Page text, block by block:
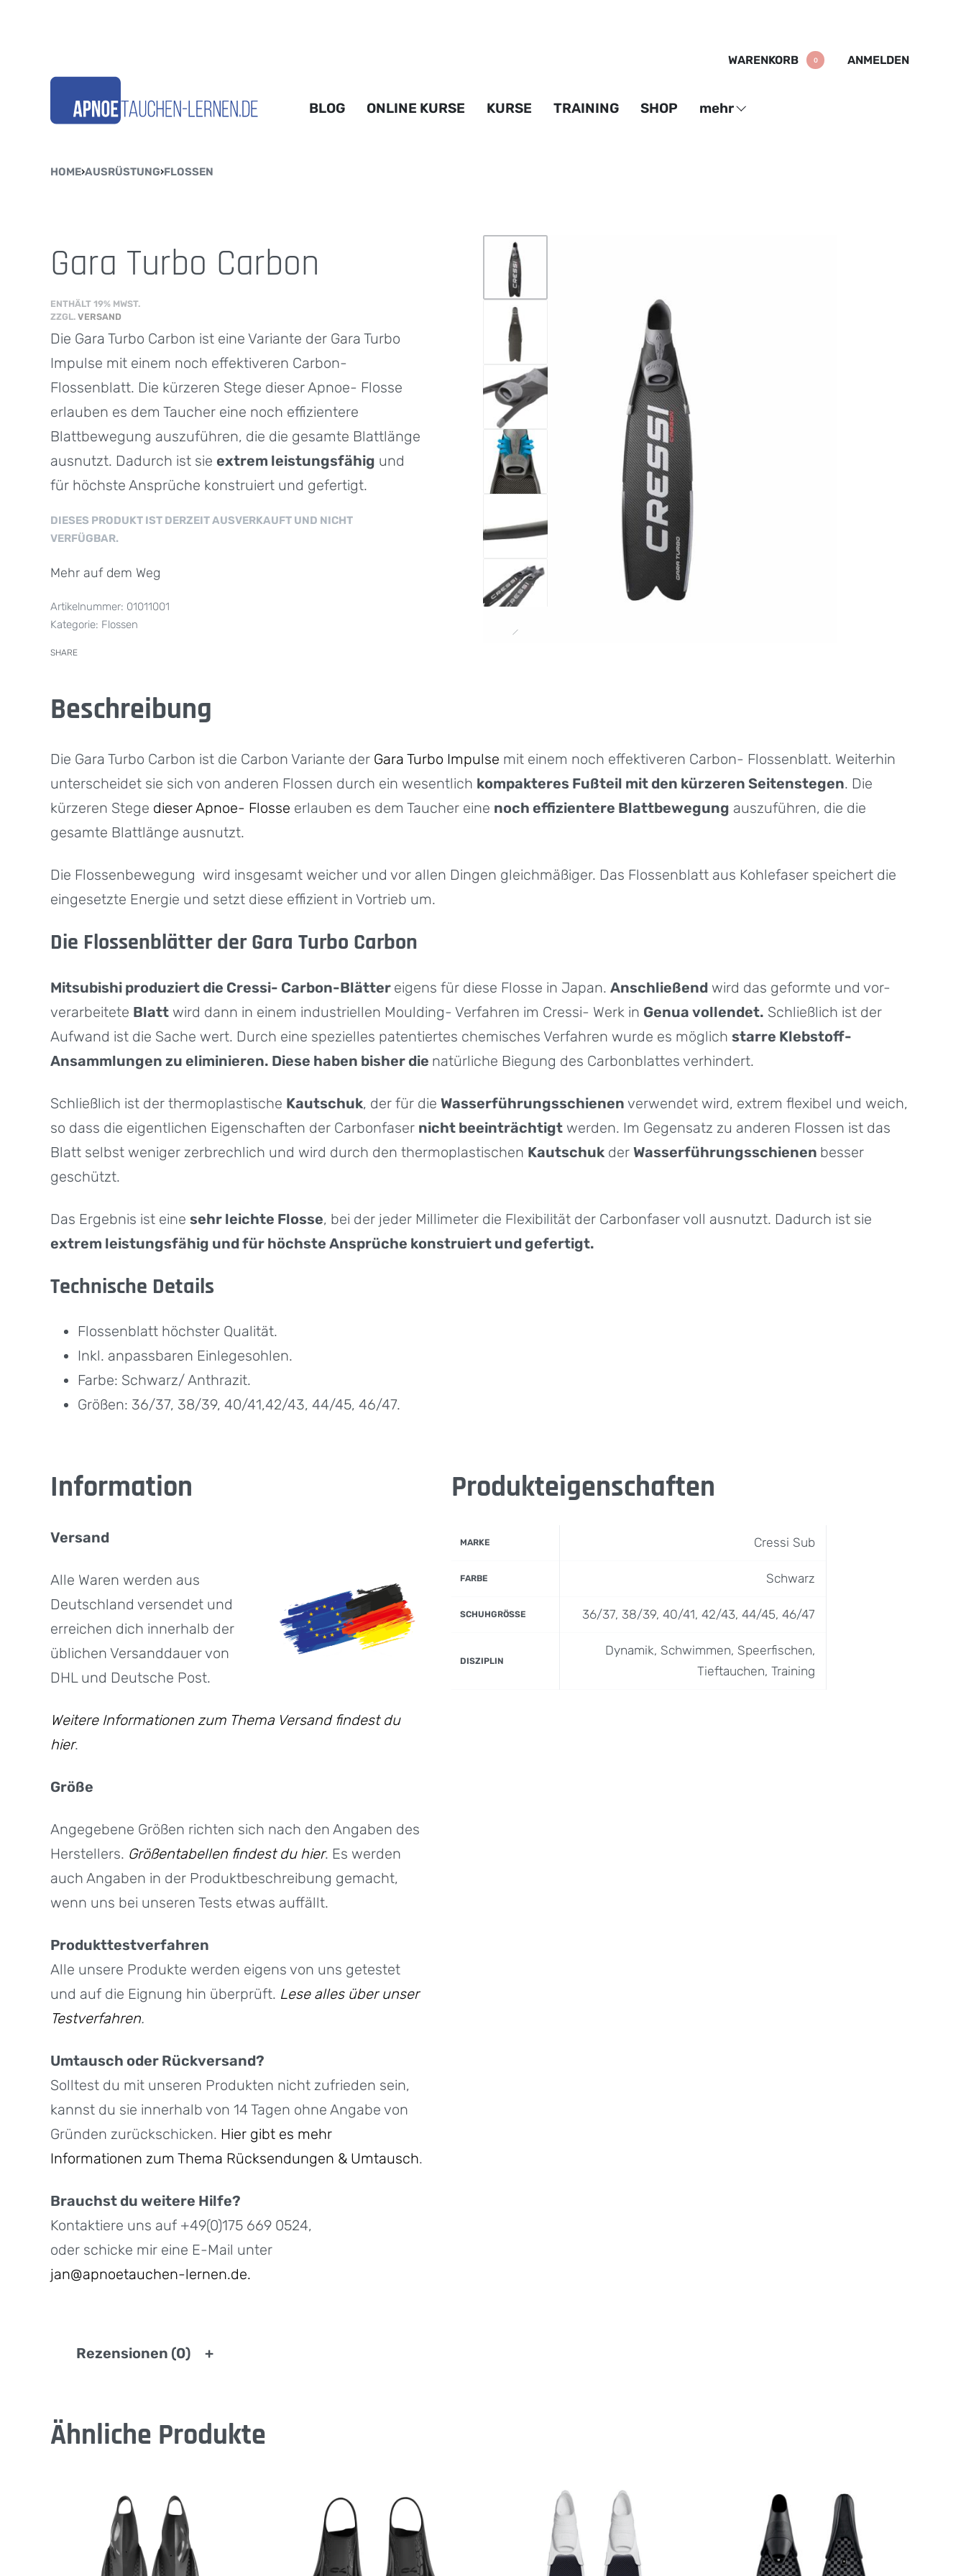
WARENKORB 0 ANMELDEN
BLOG ONLINE KURSE KURSE TRAINING SHOP mehr
HOME›AUSRÜSTUNG›FLOSSEN
Gara Turbo Carbon
ENTHÄLT 19% MWST.
ZZGL. VERSAND
Die Gara Turbo Carbon ist eine Variante der Gara Turbo
Impulse mit einem noch effektiveren Carbon-
Flossenblatt. Die kürzeren Stege dieser Apnoe- Flosse
erlauben es dem Taucher eine noch effizientere
Blattbewegung auszuführen, die die gesamte Blattlänge
ausnutzt. Dadurch ist sie extrem leistungsfähig und
für höchste Ansprüche konstruiert und gefertigt.
DIESES PRODUKT IST DERZEIT AUSVERKAUFT UND NICHT
VERFÜGBAR.
Mehr auf dem Weg
01011001
Kategorie: Flossen
SHARE
Beschreibung
Die Gara Turbo Carbon ist die Carbon Variante der Gara Turbo Impulse mit einem noch effektiveren Carbon- Flossenblatt. Weiterhin
unterscheidet sie sich von anderen Flossen durch ein wesentlich kompakteres Fußteil mit den kürzeren Seitenstegen. Die
kürzeren Stege dieser Apnoe- Flosse erlauben es dem Taucher eine noch effizientere Blattbewegung auszuführen, die die
gesamte Blattlänge ausnutzt.
Die Flossenbewegung wird insgesamt weicher und vor allen Dingen gleichmäßiger. Das Flossenblatt aus Kohlefaser speichert die
eingesetzte Energie und setzt diese effizient in Vortrieb um.
Die Flossenblätter der Gara Turbo Carbon
Mitsubishi produziert die Cressi- Carbon-Blätter eigens für diese Flosse in Japan. Anschließend wird das geformte und vor-
verarbeitete Blatt wird dann in einem industriellen Moulding- Verfahren im Cressi- Werk in Genua vollendet. Schließlich ist der
Aufwand ist die Sache wert. Durch eine spezielles patentiertes chemisches Verfahren wurde es möglich starre Klebstoff-
Ansammlungen zu eliminieren. Diese haben bisher die natürliche Biegung des Carbonblattes verhindert.
Schließlich ist der thermoplastische Kautschuk, der für die Wasserführungsschienen verwendet wird, extrem flexibel und weich,
so dass die eigentlichen Eigenschaften der Carbonfaser nicht beeinträchtigt werden. Im Gegensatz zu anderen Flossen ist das
Blatt selbst weniger zerbrechlich und wird durch den thermoplastischen Kautschuk der Wasserführungsschienen besser
geschützt.
Das Ergebnis ist eine sehr leichte Flosse, bei der jeder Millimeter die Flexibilität der Carbonfaser voll ausnutzt. Dadurch ist sie
extrem leistungsfähig und für höchste Ansprüche konstruiert und gefertigt.
Technische Details
Flossenblatt höchster Qualität.
Inkl. anpassbaren Einlegesohlen.
Farbe: Schwarz/ Anthrazit.
Größen: 36/37, 38/39, 40/41,42/43, 44/45, 46/47.
Information
Versand
Alle Waren werden aus
Deutschland versendet und
erreichen dich innerhalb der
üblichen Versanddauer von
DHL und Deutsche Post.
Weitere Informationen zum Thema Versand findest du
hier.
Größe
Angegebene Größen richten sich nach den Angaben des
Herstellers. Größentabellen findest du hier. Es werden
auch Angaben in der Produktbeschreibung gemacht,
wenn uns bei unseren Tests etwas auffällt.
Produkttestverfahren
Alle unsere Produkte werden eigens von uns getestet
und auf die Eignung hin überprüft. Lese alles über unser
Testverfahren.
Umtausch oder Rückversand?
Solltest du mit unseren Produkten nicht zufrieden sein,
kannst du sie innerhalb von 14 Tagen ohne Angabe von
Gründen zurückschicken. Hier gibt es mehr
Informationen zum Thema Rücksendungen & Umtausch.
Brauchst du weitere Hilfe?
Kontaktiere uns auf +49(0)175 669 0524,
oder schicke mir eine E-Mail unter
jan@apnoetauchen-lernen.de.
Produkteigenschaften
MARKE Cressi Sub
FARBE Schwarz
SCHUHGRÖSSE 36/37, 38/39, 40/41, 42/43, 44/45, 46/47
DISZIPLIN
Dynamik, Schwimmen, Speerfischen,
Tieftauchen, Training
Rezensionen (0)
Ähnliche Produkte